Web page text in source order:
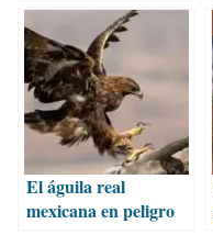
El águila real
mexicana en peligro